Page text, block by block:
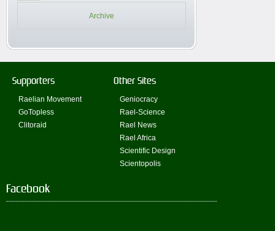
Archive
Supporters
Raelian Movement
GoTopless
Clitoraid
Other Sites
Geniocracy
Rael-Science
Rael News
Rael Africa
Scientific Design
Scientopolis
Facebook